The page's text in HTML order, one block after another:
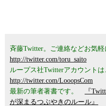
斉藤Twitter。ご連絡などお気
http://twitter.com/toru_saito
ループス社Twitterアカウント
http://twitter.com/LooopsCom
最新の筆者著書です。
『
が深まるつぶやきのルール』